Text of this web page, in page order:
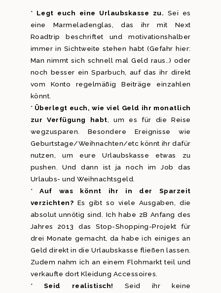
* Legt euch eine Urlaubskasse zu. Sei es
eine Marmeladenglas, das ihr mit Next
Roadtrip beschriftet und motivationshalber
immer in Sichtweite stehen habt (Gefahr hier:
Man nimmt sich schnell mal Geld raus..) oder
noch besser ein Sparbuch, auf das ihr direkt
vom Konto regelmäßig Beiträge einzahlen
könnt.
* Überlegt euch, wie viel Geld ihr monatlich
zur Verfügung habt, um es für die Reise
wegzusparen. Besondere Ereignisse wie
Geburtstage/Weihnachten/etc könnt ihr dafür
nutzen, um eure Urlaubskasse etwas zu
pushen. Und dann ist ja noch im Job das
Urlaubs- und Weihnachtsgeld.
* Auf was könnt ihr in der Sparzeit
verzichten? Es gibt so viele Ausgaben, die
absolut unnötig sind. Ich habe zB Anfang des
Jahres 2013 das Stop-Shopping-Projekt für
drei Monate gemacht, da habe ich einiges an
Geld direkt in die Urlaubskasse fließen lassen.
Zudem nahm ich an einem Flohmarkt teil und
verkaufte dort Kleidung Accessoires.
* Seid realistisch! Seid ihr keine